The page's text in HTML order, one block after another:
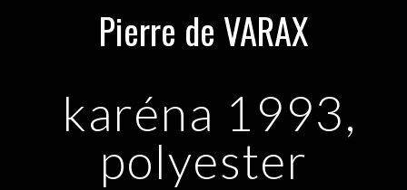
Pierre de VARAX
karéna 1993,
polyester